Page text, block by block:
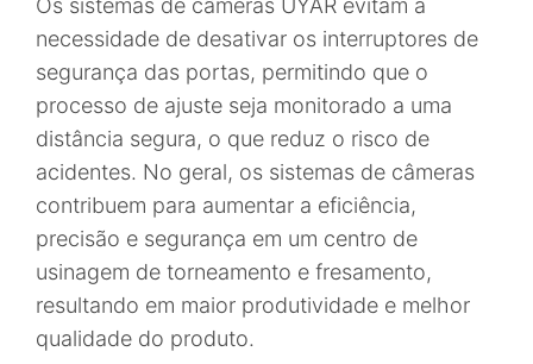
Os sistemas de câmeras UYAR evitam a
necessidade de desativar os interruptores de
segurança das portas, permitindo que o
processo de ajuste seja monitorado a uma
distância segura, o que reduz o risco de
acidentes. No geral, os sistemas de câmeras
contribuem para aumentar a eficiência,
precisão e segurança em um centro de
usinagem de torneamento e fresamento,
resultando em maior produtividade e melhor
qualidade do produto.